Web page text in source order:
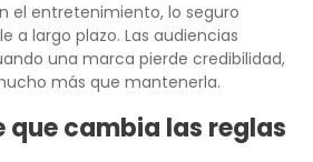
el entretenimiento, lo seguro
a largo plazo. Las audiencias
una marca pierde credibilidad,
más que mantenerla.
que cambia las reglas